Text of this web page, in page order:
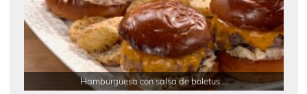
Hamburguesa con salsa de boletus ...